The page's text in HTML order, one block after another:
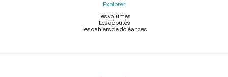
Explorer
Les volumes
Les députés
Les cahiers de doléances